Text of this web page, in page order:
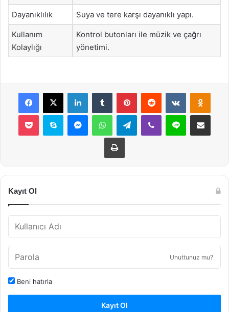
Dayanıklılık Suya ve tere karşı dayanıklı yapı.
Kullanım
Kolaylığı
Kontrol butonları ile müzik ve çağrı
yönetimi.
Facebook
X LinkedInTumblr PinterestReddit VKontakte
Pocket Skype MessengerWhatsAppTelegramViber Line E-Posta ile
Yazdır
Kayıt Ol
Unuttunuz mu?
Beni hatırla
Kayıt Ol